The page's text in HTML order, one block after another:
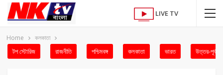
LIVE TV
Home কলকাতা
টপ স্টোরিজ রাজনীতি পশ্চিমবঙ্গ কলকাতা ভারত উত্তর-পূর্ব